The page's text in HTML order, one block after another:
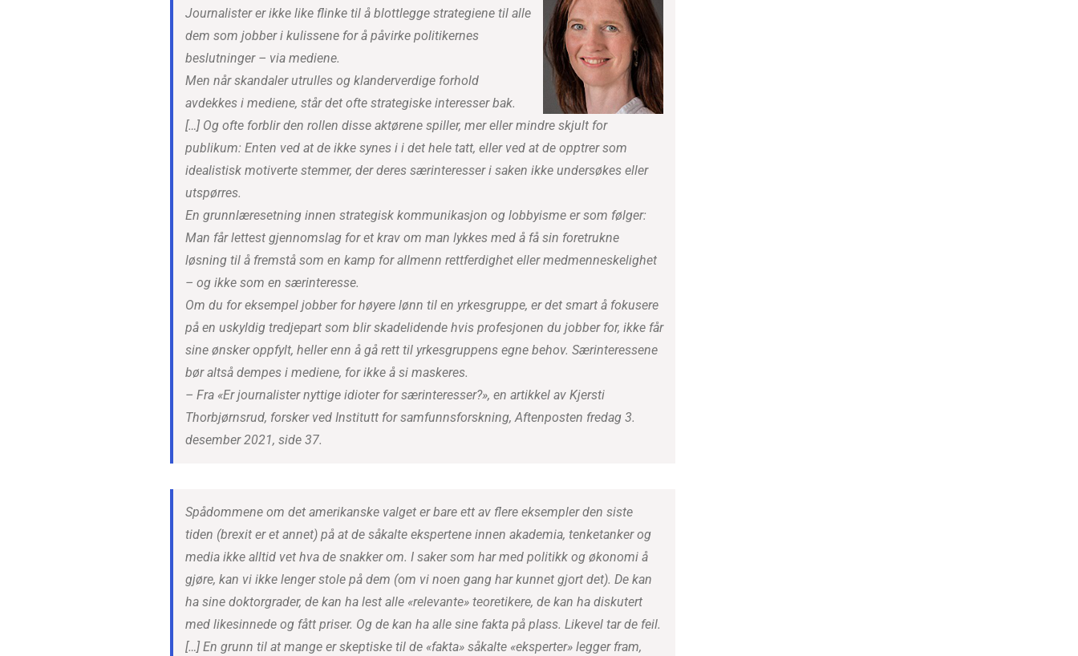
Journalister er ikke like flinke til å blottlegge strategiene til alle
dem som jobber i kulissene for å påvirke politikernes
beslutninger – via mediene.
Men når skandaler utrulles og klanderverdige forhold
avdekkes i mediene, står det ofte strategiske interesser bak.
[…] Og ofte forblir den rollen disse aktørene spiller, mer eller mindre skjult for
publikum: Enten ved at de ikke synes i i det hele tatt, eller ved at de opptrer som
idealistisk motiverte stemmer, der deres særinteresser i saken ikke undersøkes eller
utspørres.
En grunnlæresetning innen strategisk kommunikasjon og lobbyisme er som følger:
Man får lettest gjennomslag for et krav om man lykkes med å få sin foretrukne
løsning til å fremstå som en kamp for allmenn rettferdighet eller medmenneskelighet
– og ikke som en særinteresse.
Om du for eksempel jobber for høyere lønn til en yrkesgruppe, er det smart å fokusere
på en uskyldig tredjepart som blir skadelidende hvis profesjonen du jobber for, ikke får
sine ønsker oppfylt, heller enn å gå rett til yrkesgruppens egne behov. Særinteressene
bør altså dempes i mediene, for ikke å si maskeres.
– Fra «Er journalister nyttige idioter for særinteresser?», en artikkel av Kjersti
Thorbjørnsrud, forsker ved Institutt for samfunnsforskning, Aftenposten fredag 3.
desember 2021, side 37.
Spådommene om det amerikanske valget er bare ett av flere eksempler den siste
tiden (brexit er et annet) på at de såkalte ekspertene innen akademia, tenketanker og
media ikke alltid vet hva de snakker om. I saker som har med politikk og økonomi å
gjøre, kan vi ikke lenger stole på dem (om vi noen gang har kunnet gjort det). De kan
ha sine doktorgrader, de kan ha lest alle «relevante» teoretikere, de kan ha diskutert
med likesinnede og fått priser. Og de kan ha alle sine fakta på plass. Likevel tar de feil.
[…] En grunn til at mange er skeptiske til de «fakta» såkalte «eksperter» legger fram,